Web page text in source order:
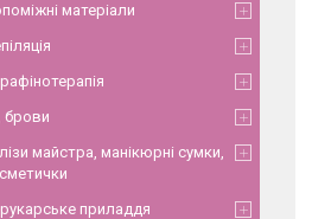
матеріали
брови
майстра, манікюрні сумки,
приладдя